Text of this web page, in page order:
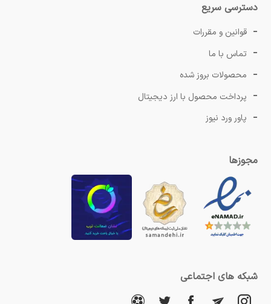
دسترسی سریع
قوانین و مقررات
تماس با ما
محصولات بروز شده
پرداخت محصول با ارز دیجیتال
پاور ورد نیوز
مجوزها
شبکه های اجتماعی